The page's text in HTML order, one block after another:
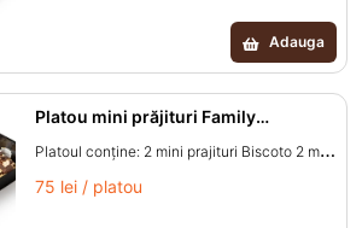
Chocolate Cantitate minimă platou: 0.40 kg.
Adauga
Platou mini prăjituri Family
Selection
Platoul conţine: 2 mini prajituri Biscoto 2 mini
prajituri Fragola 2 mini prajituri Cremșnit 2
75 lei / platou